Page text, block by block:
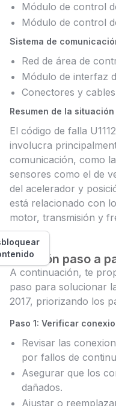
Módulo de control
Módulo de control
Sistema de
Red de área de
Módulo de interfaz
Conectores y
Resumen de la situación
El código de falla
involucra
comunicación, como
sensores como el de
del acelerador y
está relacionado con
motor, transmisión y
Solución paso a
A continuación, te
paso para solucionar
2017, priorizando los
Paso 1: Verificar
Revisar las
por fallos de
Asegurar que los
dañados.
Ajustar o